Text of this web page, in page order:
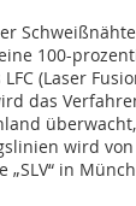
100-
(Laser
das
wird
in